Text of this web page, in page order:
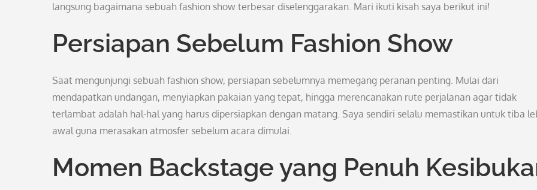
langsung bagaimana sebuah fashion show terbesar diselenggarakan. Mari ikuti kisah saya berikut ini!
Persiapan Sebelum Fashion Show
Saat mengunjungi sebuah fashion show, persiapan sebelumnya memegang peranan penting. Mulai dari
mendapatkan undangan, menyiapkan pakaian yang tepat, hingga merencanakan rute perjalanan agar tidak
terlambat adalah hal-hal yang harus dipersiapkan dengan matang. Saya sendiri selalu memastikan untuk tiba
awal guna merasakan atmosfer sebelum acara dimulai.
Momen Backstage yang Penuh